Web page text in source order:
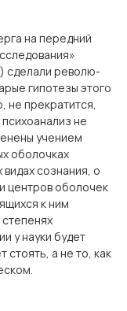
на передний
сделали револю­
гипотезы этого
не прекратится,
не
учением
оболочках
сознания, о
центров оболочек
к ним
у науки будет
стоять, а не то, как